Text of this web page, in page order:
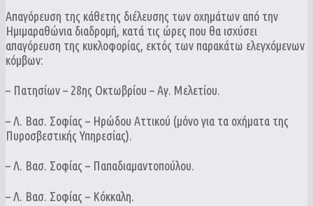
Απαγόρευση της κάθετης διέλευσης των οχημάτων από την
Ημιμαραθώνια διαδρομή, κατά τις ώρες που θα ισχύσει
απαγόρευση της κυκλοφορίας, εκτός των παρακάτω ελεγχόμενων
κόμβων:
– Πατησίων – 28ης Οκτωβρίου – Αγ. Μελετίου.
– Λ. Βασ. Σοφίας – Ηρώδου Αττικού (μόνο για τα οχήματα της
Πυροσβεστικής Υπηρεσίας).
– Λ. Βασ. Σοφίας – Παπαδιαμαντοπούλου.
– Λ. Βασ. Σοφίας – Κόκκαλη.